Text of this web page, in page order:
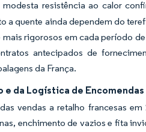
resistência ao calor
a quente ainda dependem do
rigorosos em cada período
antecipados de
da França.
da Logística de Encomendas
vendas a retalho francesas
enchimento de vazios e fita